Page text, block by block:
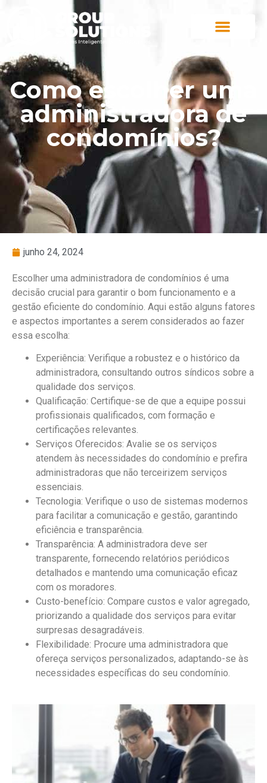
Como escolher uma
administradora de
condomínios?
junho 24, 2024
Escolher uma administradora de condomínios é uma
decisão crucial para garantir o bom funcionamento e a
gestão eficiente do condomínio. Aqui estão alguns fatores
e aspectos importantes a serem considerados ao fazer
essa escolha:
Experiência: Verifique a robustez e o histórico da
administradora, consultando outros síndicos sobre a
qualidade dos serviços.
Qualificação: Certifique-se de que a equipe possui
profissionais qualificados, com formação e
certificações relevantes.
Serviços Oferecidos: Avalie se os serviços
atendem às necessidades do condomínio e prefira
administradoras que não terceirizem serviços
essenciais.
Tecnologia: Verifique o uso de sistemas modernos
para facilitar a comunicação e gestão, garantindo
eficiência e transparência.
Transparência: A administradora deve ser
transparente, fornecendo relatórios periódicos
detalhados e mantendo uma comunicação eficaz
com os moradores.
Custo-benefício: Compare custos e valor agregado,
priorizando a qualidade dos serviços para evitar
surpresas desagradáveis.
Flexibilidade: Procure uma administradora que
ofereça serviços personalizados, adaptando-se às
necessidades específicas do seu condomínio.